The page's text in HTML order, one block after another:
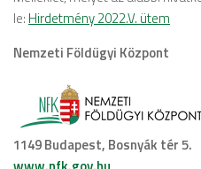
le: Hirdetmény 2022.V. ütem
Nemzeti Földügyi Központ
1149 Budapest, Bosnyák tér 5.